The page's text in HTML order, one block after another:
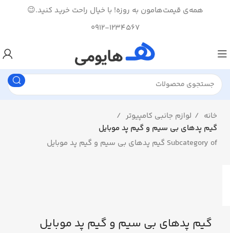
همه‌ی قیمت‌هامون به روزه! با خیال راحت خرید کنید.😉
0912-1234567
خانه
لوازم جانبی کامپیوتر
گیم پدهای بی سیم و گیم پد موبایل
Subcategory of گیم پدهای بی سیم و گیم پد موبایل
گیم پدهای بی سیم و گیم پد موبایل